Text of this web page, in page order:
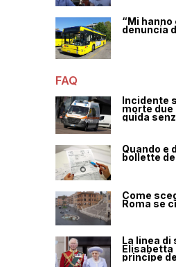
“Mi
denuncia
FAQ
Incidente
morte due
guida
Quando e
bollette
Come
Roma se
La linea di
Elisabetta
principe